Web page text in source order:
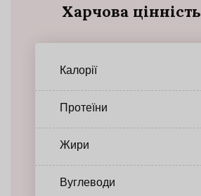
Харчова цінність
Калорії
Протеїни
Жири
Вуглеводи